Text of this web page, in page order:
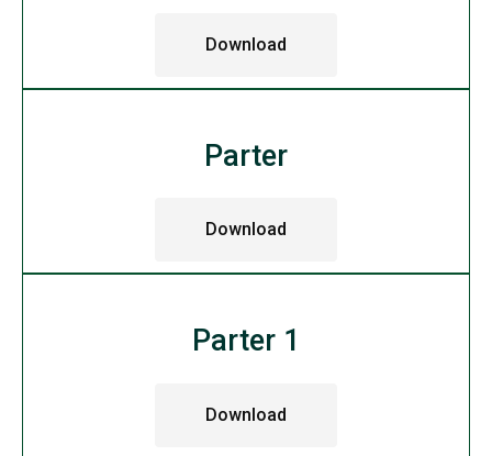
Download
Parter
Download
Parter 1
Download